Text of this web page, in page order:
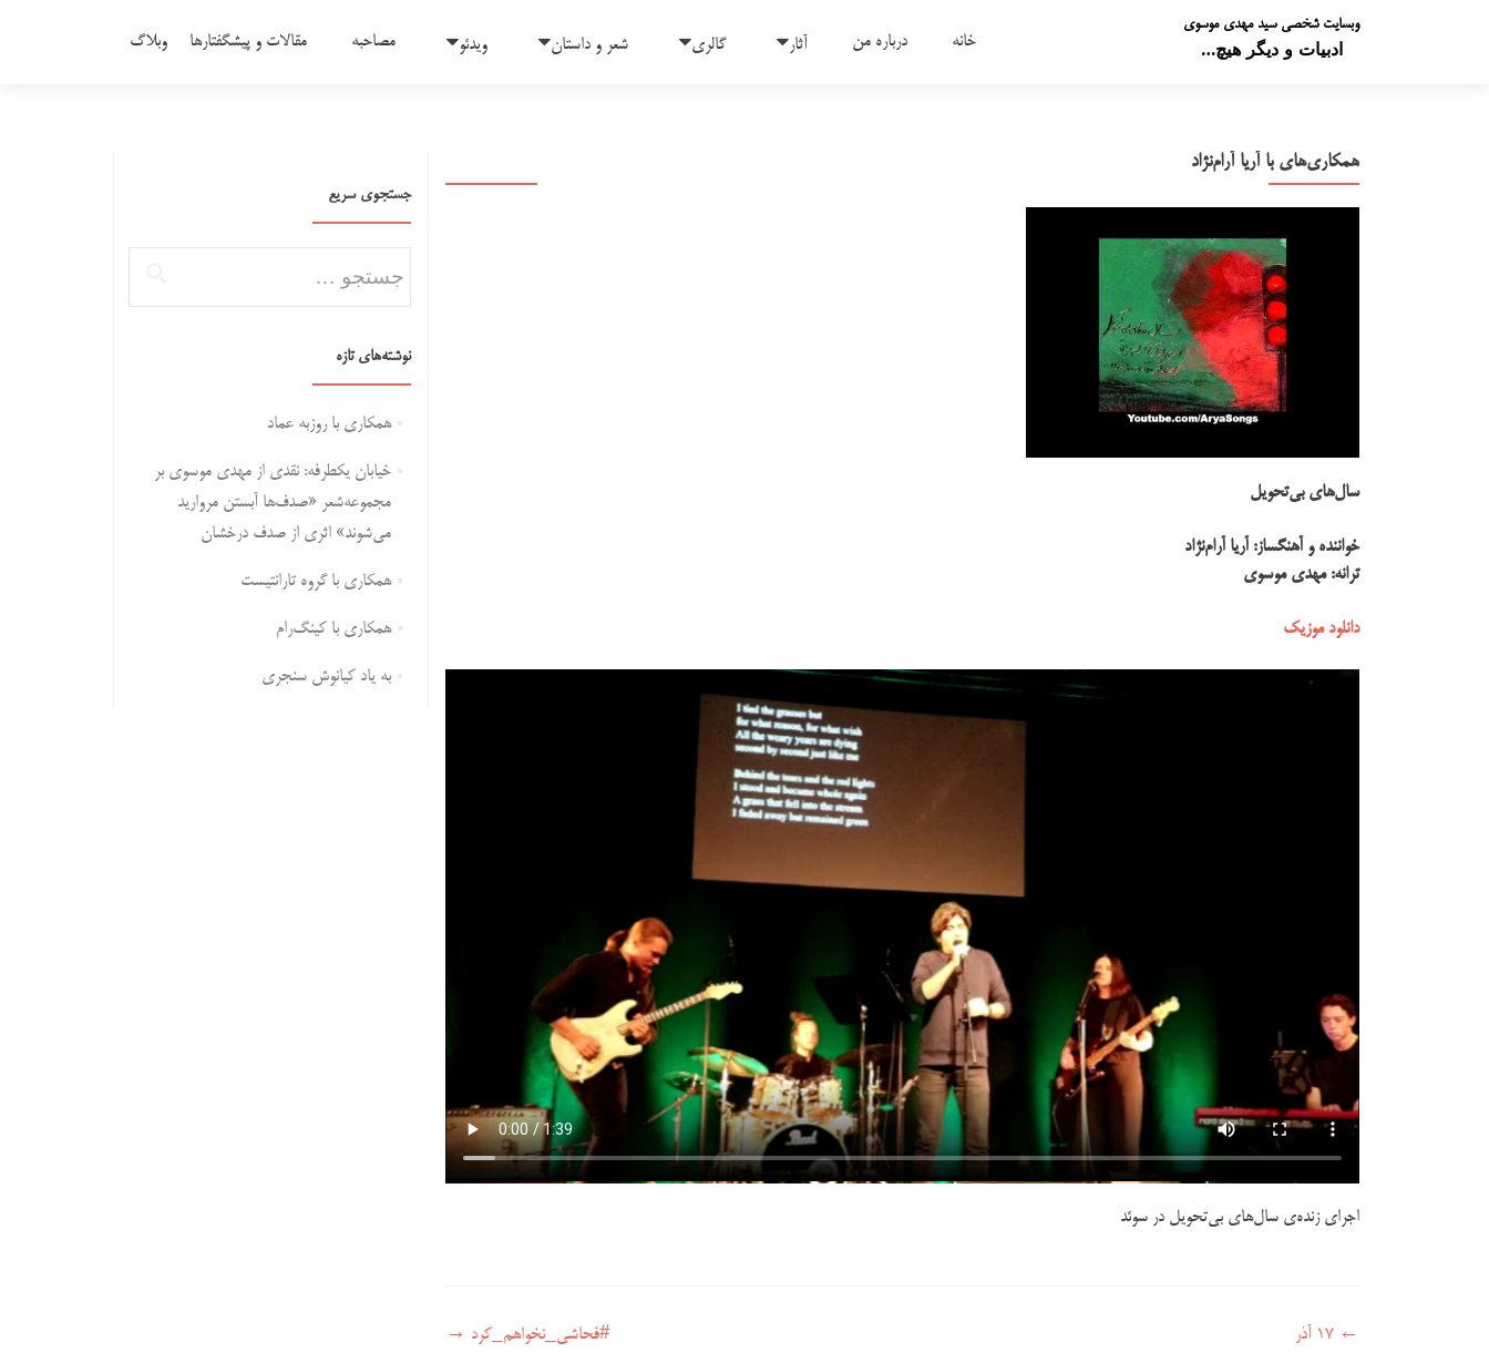
وبسایت شخصی سید مهدی موسوی
ادبیات و دیگر هیچ…
خانه
درباره من آثار گالری شعر و داستان ویدئو مصاحبه مقالات و پیشگفتارها وبلاگ
همکاری‌های با آریا آرام‌نژاد
سال‌های بی‌تحویل
خواننده و آهنگساز: آریا آرام‌نژاد
ترانه: مهدی موسوی
دانلود موزیک
اجرای زنده‌ی سال‌های بی‌تحویل در سوئد
راهبری نوشته
← #فحاشی_نخواهم_کرد →
جستجوی سریع
نوشته‌های تازه
همکاری با روزبه عماد
خیابان یکطرفه: نقدی از مهدی موسوی بر
مجموعه‌شعر «صدف‌ها آبستن مروارید
می‌شوند» اثری از صدف درخشان
همکاری با گروه تارانتیست
همکاری با کینگ‌رام
به یاد کیانوش سنجری